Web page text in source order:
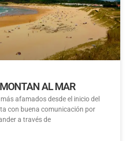
AL MAR
afamados desde el inicio del
con buena comunicación por
a través de